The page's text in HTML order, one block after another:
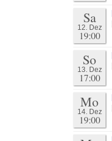
Sa
12. Dez
19:00
So
13. Dez
17:00
Mo
14. Dez
19:00